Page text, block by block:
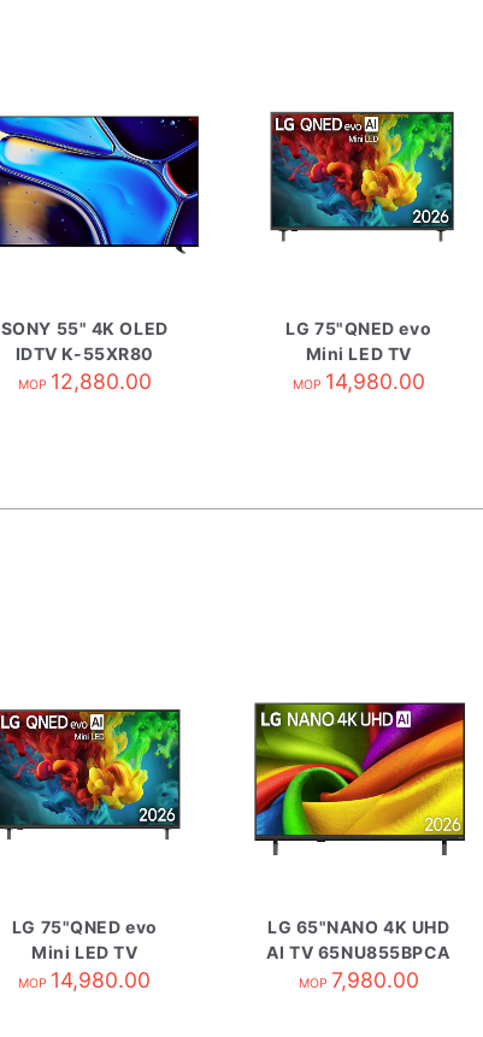
SONY 55" 4K OLED
IDTV K-55XR80
MOP 12,880.00
LG 75"QNED evo
Mini LED TV
75QNED82BCA
MOP 14,980.00
LG 75"QNED evo
Mini LED TV
75QNED82BCA
MOP 14,980.00
LG 65"NANO 4K UHD
AI TV 65NU855BPCA
MOP 7,980.00